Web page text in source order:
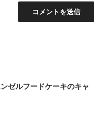
ゼルフードケーキのキャ